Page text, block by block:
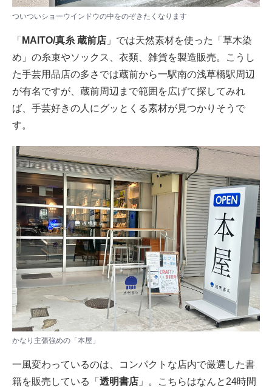
ついついショーウインドウの中をのぞきたくなります
「 MAITO/真糸 蔵前店 」では天然素材を使った「草木染
め」の糸束やソックス、衣類、雑貨を製造販売。こうし
た手芸用品店の多さでは蔵前から一駅南の浅草橋駅周辺
が有名ですが、蔵前周辺まで範囲を広げて探してみれ
ば、手芸好きの人にグッとくる素材が見つかりそうで
す。
かなり主張強めの「本屋」
一風変わっているのは、コンパクトな店内で厳選した書
籍を販売している「 透明書店 」。こちらはなんと24時間